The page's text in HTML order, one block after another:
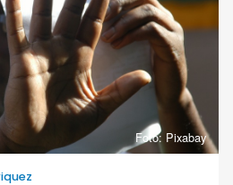
Foto: Pixabay